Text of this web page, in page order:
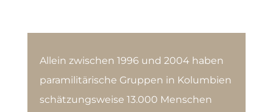
Allein zwischen 1996 und 2004 haben
paramilitärische Gruppen in Kolumbien
schätzungsweise 13.000 Menschen